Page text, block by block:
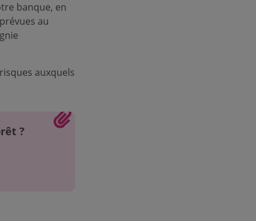
banque, en
au
auxquels
?